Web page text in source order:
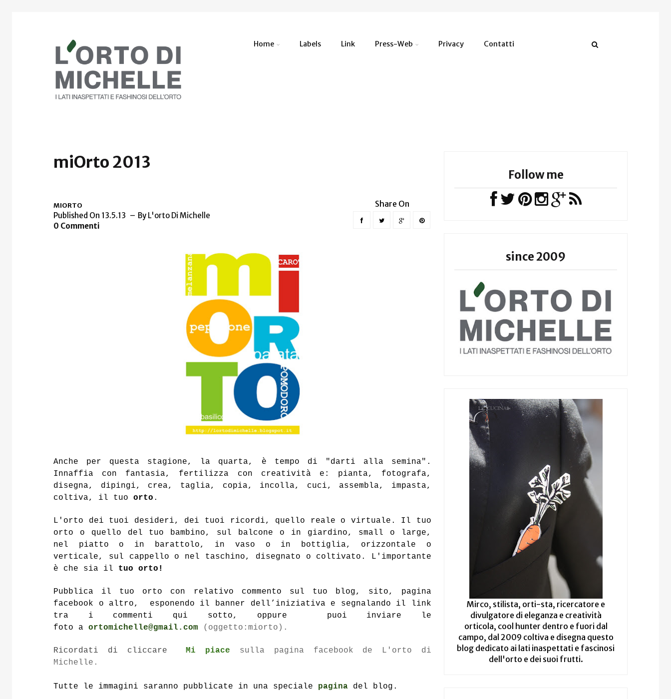
Home Labels Link Press-Web Privacy Contatti
miOrto 2013
MIORTO
Published On 13.5.13 By L'orto Di Michelle
0 Commenti
Anche per questa stagione, la quarta, è tempo di "darti alla semina".
Innaffia con fantasia, fertilizza con creatività e:
pianta, fotografa,
disegna, dipingi, crea, taglia, copia, incolla, cuci, assembla, impasta,
coltiva, il tuo orto .
L'orto dei tuoi desideri, dei tuoi ricordi, quello reale o virtuale. Il tuo
orto o quello del tuo bambino, sul balcone o in giardino, small o large,
nel piatto o in barattolo, in vaso o in bottiglia, orizzontale o
verticale, sul cappello o nel taschino, disegnato o coltivato.
L'importante
è che sia il tuo orto!
Pubblica il tuo orto con relativo commento sul tuo blog, sito, pagina
facebook o altro, esponendo il banner dell’iniziativa e segnalando il link
tra i commenti qui sotto, oppure puoi inviare le
foto a
ortomichelle@gmail.com (oggetto:miorto).
Ricordati di cliccare Mi piace sulla pagina facebook de L'orto di
Michelle.
Tutte le immagini saranno pubblicate in una speciale pagina del blog.
Follow me
since 2009
Mirco, stilista, orti-sta, ricercatore e
divulgatore di eleganza e creatività
orticola, cool hunter dentro e fuori dal
campo, dal 2009 coltiva e disegna questo
blog dedicato ai lati inaspettati e fascinosi
dell'orto e dei suoi frutti.